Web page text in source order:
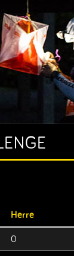
Herre
0